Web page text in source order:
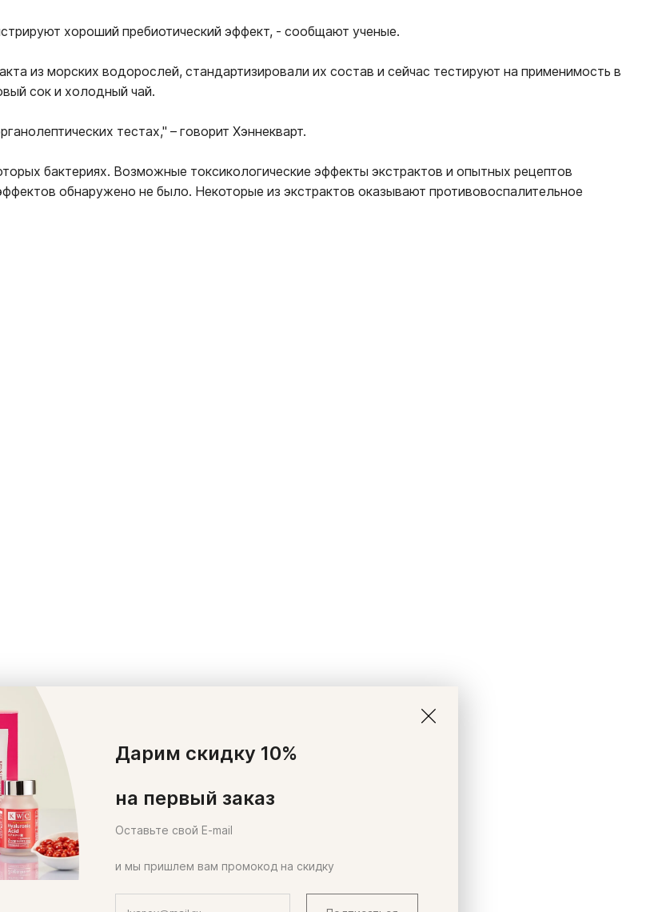
хороший пребиотический эффект, - сообщают ученые.
из морских водорослей, стандартизировали их состав и сейчас тестируют на применимость в
сок и холодный чай.
тестах," – говорит Хэннекварт.
бактериях. Возможные токсикологические эффекты экстрактов и опытных рецептов
обнаружено не было. Некоторые из экстрактов оказывают противовоспалительное
Дарим скидку 10%
на первый заказ
Оставьте свой E-mail
и мы пришлем вам промокод на скидку